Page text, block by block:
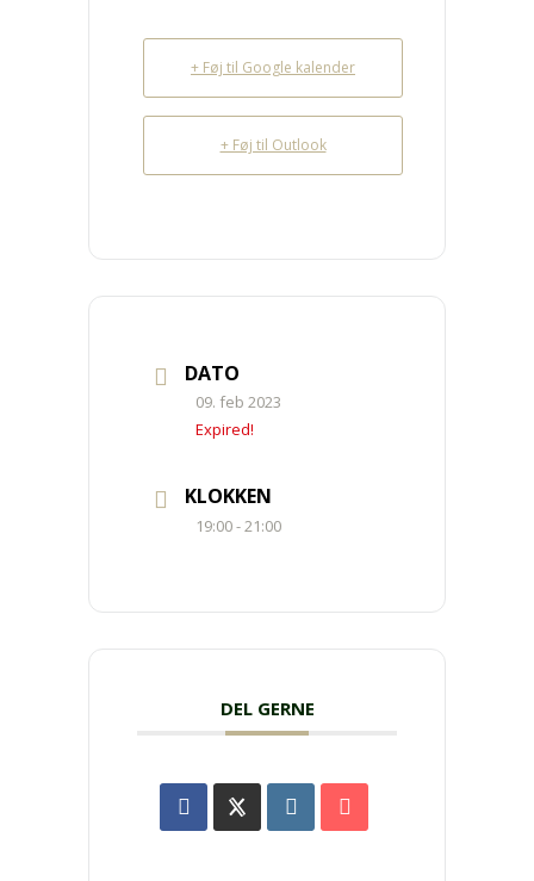
+ Føj til Google kalender
+ Føj til Outlook
DATO
09. feb 2023
Expired!
KLOKKEN
19:00 - 21:00
DEL GERNE